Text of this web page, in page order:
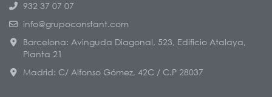
932 37 07 07
info@grupoconstant.com
Barcelona: Avinguda Diagonal, 523, Edificio Atalaya,
Planta 21
Madrid: C/ Alfonso Gómez, 42C / C.P 28037